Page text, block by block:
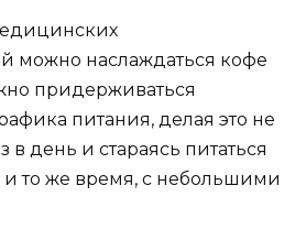
можно наслаждаться кофе
придерживаться
питания, делая это не
в день и стараясь питаться
то же время, с небольшими